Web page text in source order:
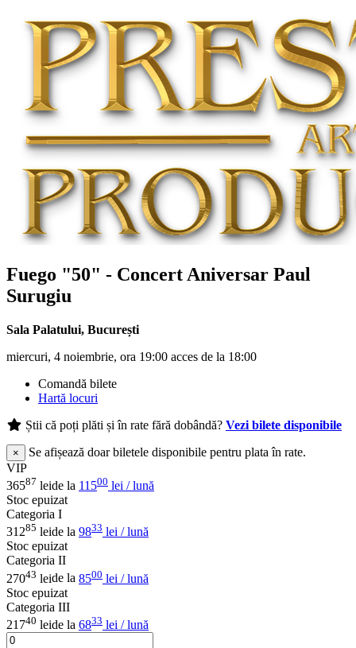
Fuego "50" - Concert Aniversar Paul
Surugiu
Sala Palatului, București
miercuri, 4 noiembrie, ora 19:00 acces de la 18:00
Comandă bilete
Hartă locuri
Știi că poți plăti și în rate fără dobândă? Vezi bilete disponibile
×
Se afișează doar biletele disponibile pentru plata în rate.
VIP
36587 leide la 11500 lei / lună
Stoc epuizat
Categoria I
31285 leide la 9833 lei / lună
Stoc epuizat
Categoria II
27043 leide la 8500 lei / lună
Stoc epuizat
Categoria III
21740 leide la 6833 lei / lună